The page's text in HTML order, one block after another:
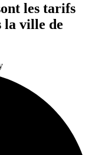
les tarifs
la ville de